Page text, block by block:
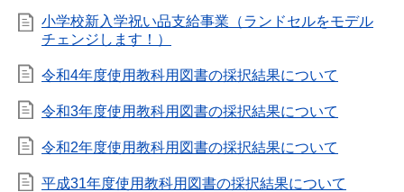
小学校新入学祝い品支給事業（ランドセルをモデル
チェンジします！）
令和4年度使用教科用図書の採択結果について
令和3年度使用教科用図書の採択結果について
令和2年度使用教科用図書の採択結果について
平成31年度使用教科用図書の採択結果について